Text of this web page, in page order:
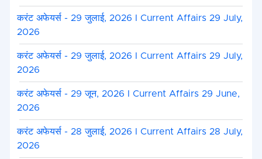
करंट अफेयर्स - 29 जुलाई, 2026 I Current Affairs 29 July,
2026
करंट अफेयर्स - 29 जुलाई, 2026 I Current Affairs 29 July,
2026
करंट अफेयर्स - 29 जून, 2026 I Current Affairs 29 June,
2026
करंट अफेयर्स - 28 जुलाई, 2026 I Current Affairs 28 July,
2026